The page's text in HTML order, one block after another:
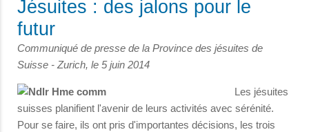
Jésuites : des jalons pour le
futur
Communiqué de presse de la Province des jésuites de
Suisse - Zurich, le 5 juin 2014
Les jésuites
suisses planifient l'avenir de leurs activités avec sérénité.
Pour se faire, ils ont pris d'importantes décisions, les trois